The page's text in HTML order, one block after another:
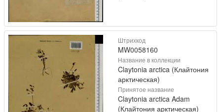
Штрихкод
MW0058160
Название в коллекции
Claytonia arctica (Клайтония
арктическая)
Принятое название
Claytonia arctica Adam
(Клайтония арктическая)